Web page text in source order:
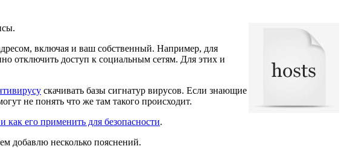
включая и ваш собственный. Например, для
отключить доступ к социальным сетям. Для этих и
скачивать базы сигнатур вирусов. Если знающие
не понять что же там такого происходит.
как его применить для безопасности.
добавлю несколько пояснений.